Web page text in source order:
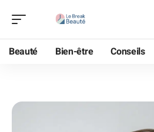
Beauté Bien-être Conseils